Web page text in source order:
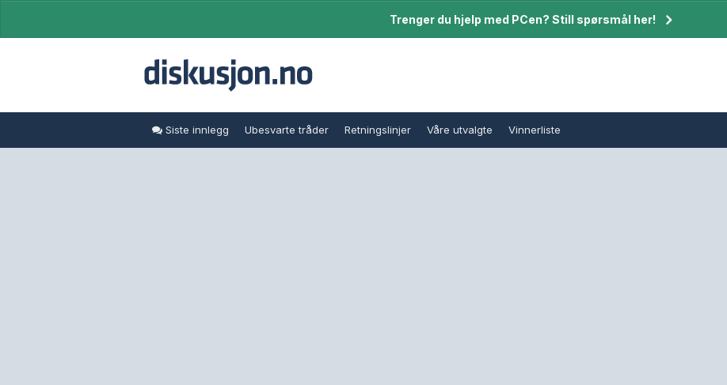
Trenger du hjelp med PCen? Still spørsmål her!
Siste innlegg Ubesvarte tråder Retningslinjer Våre utvalgte Vinnerliste